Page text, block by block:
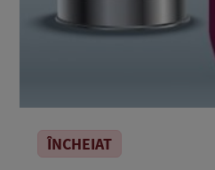
ÎNCHEIAT